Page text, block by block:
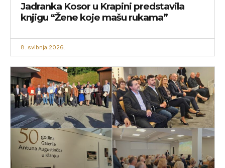
Jadranka Kosor u Krapini predstavila
knjigu “Žene koje mašu rukama”
8. svibnja 2026.